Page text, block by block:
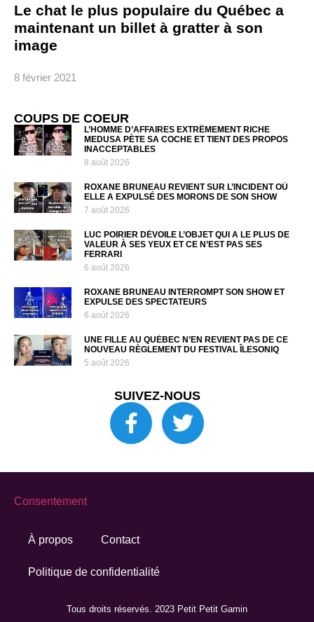
Le chat le plus populaire du Québec a
maintenant un billet à gratter à son
image
8 février 2021
COUPS DE COEUR
L’HOMME D’AFFAIRES EXTRÊMEMENT RICHE
MEDUSA PÈTE SA COCHE ET TIENT DES PROPOS
INACCEPTABLES
8 août 2026
ROXANE BRUNEAU REVIENT SUR L’INCIDENT OÙ
ELLE A EXPULSÉ DES MORONS DE SON SHOW
7 août 2026
LUC POIRIER DÉVOILE L’OBJET QUI A LE PLUS DE
VALEUR À SES YEUX ET CE N’EST PAS SES
FERRARI
6 août 2026
ROXANE BRUNEAU INTERROMPT SON SHOW ET
EXPULSE DES SPECTATEURS
6 août 2026
UNE FILLE AU QUÉBEC N’EN REVIENT PAS DE CE
NOUVEAU RÈGLEMENT DU FESTIVAL ÎLESONIQ
5 août 2026
SUIVEZ-NOUS
Tous droits réservés. 2023 Petit Petit Gamin
À propos Contact
Politique de confidentialité
Consentement